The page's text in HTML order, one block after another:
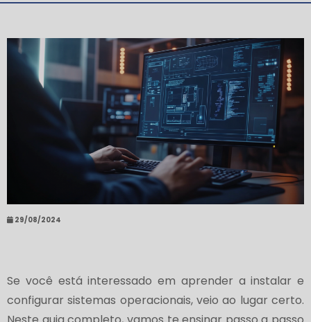
29/08/2024
Se você está interessado em aprender a instalar e
configurar sistemas operacionais, veio ao lugar certo.